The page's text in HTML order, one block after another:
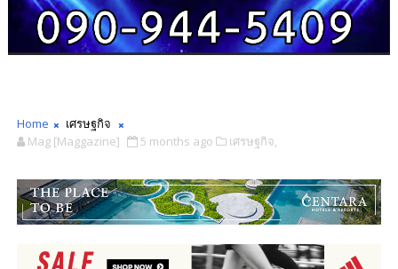
Home
เศรษฐกิจ
Mag [Maggazine]
5 months ago เศรษฐกิจ,